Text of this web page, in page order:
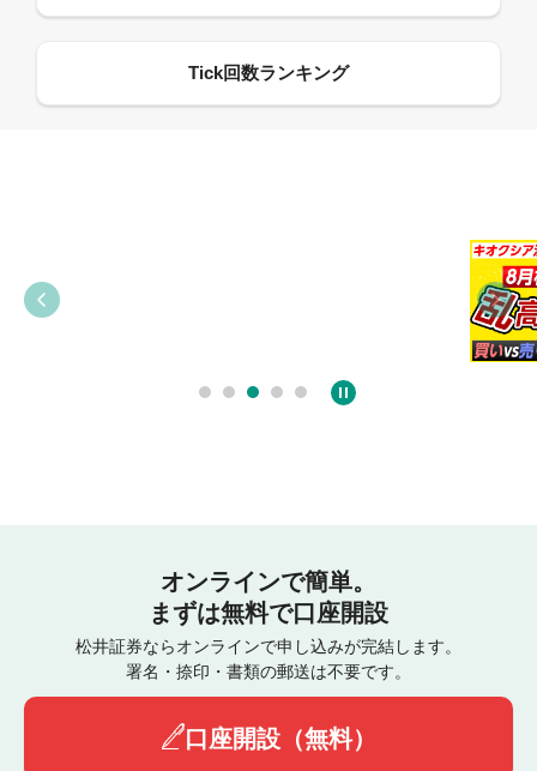
オンラインで簡単。
まずは無料で口座開設
松井証券ならオンラインで申し込みが完結します。
署名・捺印・書類の郵送は不要です。
口座開設（無料）